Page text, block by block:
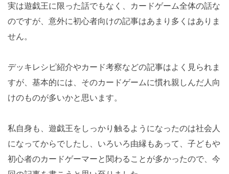
実は遊戯王に限った話でもなく、カードゲーム全体の話な
のですが、意外に初心者向けの記事はあまり多くはありま
せん。
デッキレシピ紹介やカード考察などの記事はよく見られま
すが、基本的には、そのカードゲームに慣れ親しんだ人向
けのものが多いかと思います。
私自身も、遊戯王をしっかり触るようになったのは社会人
になってからでしたし、いろいろ由縁もあって、子どもや
初心者のカードゲーマーと関わることが多かったので、今